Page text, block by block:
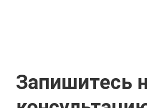
Запишитесь